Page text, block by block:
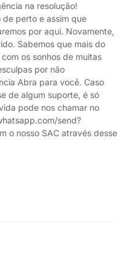
na resolução!
de perto e assim que
por aqui. Novamente,
Sabemos que mais do
os sonhos de muitas
por não
Abra para você. Caso
de algum suporte, é só
pode nos chamar no
send?
o nosso SAC através desse